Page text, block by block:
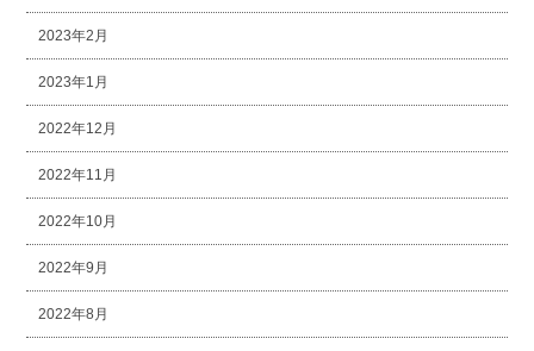
2023年2月
2023年1月
2022年12月
2022年11月
2022年10月
2022年9月
2022年8月